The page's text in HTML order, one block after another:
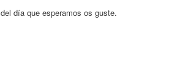
n
día que esperamos os guste.